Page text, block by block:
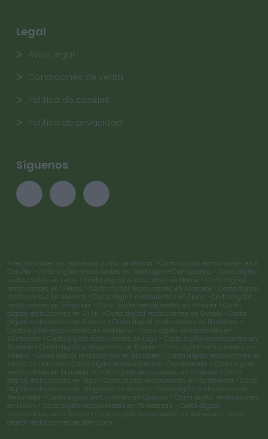
Legal
Aviso legal
Condiciones de venta
Política de cookies
Política de privacidad
Síguenos
> Registro clientes hostelería Xunta de Galicia > Carta digital restaurantes en A
Coruña > Carta digital restaurantes en Santiago de Compostela > Carta digital
restaurantes en Ferrol > Carta digital restaurantes en Narón > Carta digital
restaurantes en Oleiros > Carta digital restaurantes en Albacete > Carta digital
restaurantes en Alicante > Carta digital restaurantes en Elche > Carta digital
restaurantes en Torrevieja > Carta digital restaurantes en Almería > Carta
digital restaurantes en Gijón > Carta digital restaurantes en Oviedo > Carta
digital restaurantes en Eivissa > Carta digital restaurantes en Barcelona >
Carta digital restaurantes en Badalona > Carta digital restaurantes en
Santander > Carta digital restaurantes en Lugo > Carta digital restaurantes en
Ribadeo > Carta digital restaurantes en Burela > Carta digital restaurantes en
Madrid > Carta digital restaurantes en Móstoles > Carta digital restaurantes en
Alcalá de Henares > Carta digital restaurantes en Fuenlabrada > Carta digital
restaurantes en Marbella > Carta digital restaurantes en Ourense > Carta
digital restaurantes en Vigo > Carta digital restaurantes en Pontevedra > Carta
digital restaurantes en Vilagarcía de Arousa > Carta digital restaurantes en
Redondela > Carta digital restaurantes en Cangas > Carta digital restaurantes
en Marín > Carta digital restaurantes en Ponteareas > Carta digital
restaurantes en O Porriño > Carta digital restaurantes en Sanxenxo > Carta
digital restaurantes en Benidorm